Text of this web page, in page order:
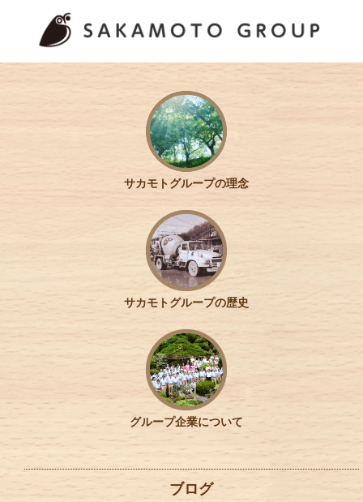
サカモトグループの理念
サカモトグループの歴史
グループ企業について
ブログ